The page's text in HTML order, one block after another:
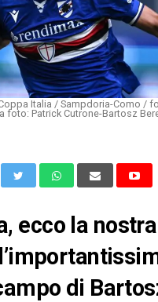
Italia / Sampdoria-Como /
foto: Patrick Cutrone-Bartosz
ecco la nostra
di